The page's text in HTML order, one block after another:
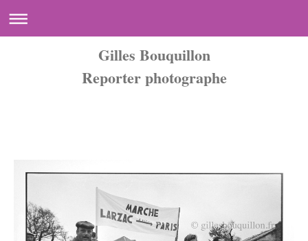
Gilles Bouquillon
Reporter photographe